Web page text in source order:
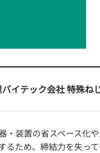
イテック会社 特殊ね
・装置の省スペース化
るため、締結力を失っ